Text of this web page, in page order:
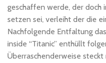
geschaffen werde, der doch
setzen sei, verleiht der die
Nachfolgende Entfaltung
inside “Titanic” enthüllt
Überraschenderweise